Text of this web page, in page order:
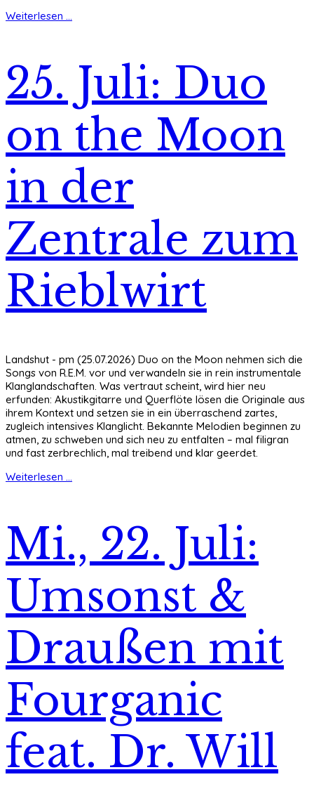
Weiterlesen ...
25. Juli: Duo
on the Moon
in der
Zentrale zum
Rieblwirt
Landshut - pm (25.07.2026) Duo on the Moon nehmen sich die
Songs von R.E.M. vor und verwandeln sie in rein instrumentale
Klanglandschaften. Was vertraut scheint, wird hier neu
erfunden: Akustikgitarre und Querflöte lösen die Originale aus
ihrem Kontext und setzen sie in ein überraschend zartes,
zugleich intensives Klanglicht. Bekannte Melodien beginnen zu
atmen, zu schweben und sich neu zu entfalten – mal filigran
und fast zerbrechlich, mal treibend und klar geerdet.
Weiterlesen ...
Mi., 22. Juli:
Umsonst &
Draußen mit
Fourganic
feat. Dr. Will